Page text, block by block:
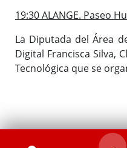
19:30 ALANGE. Paseo
La Diputada del Área
Digital Francisca Silva,
Tecnológica que se